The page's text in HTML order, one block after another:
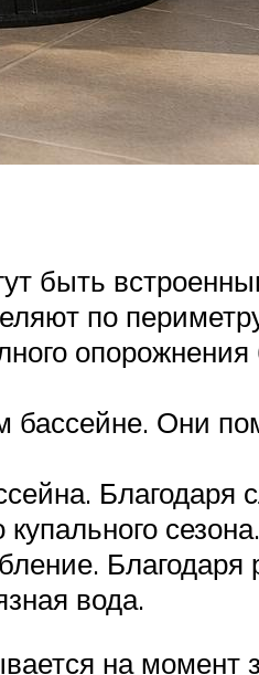
быть
по
бассейне. Они
Благодаря
сезона.
Благодаря
вода.
на